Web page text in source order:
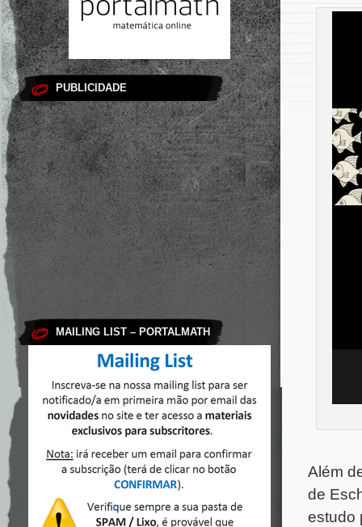
PUBLICIDADE
MAILING LIST – PORTALMATH
Além
de
estudo